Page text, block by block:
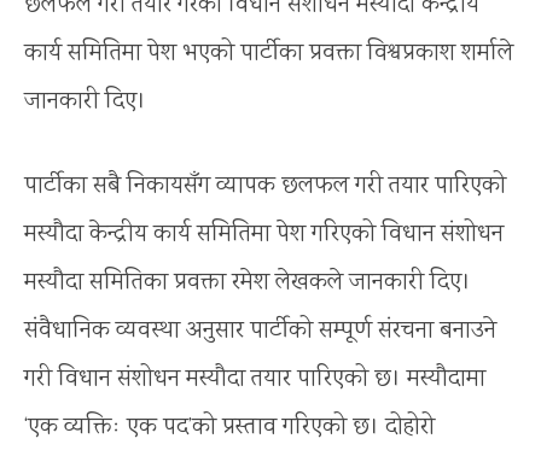
कार्य समितिमा पेश भएको पार्टीका प्रवक्ता विश्वप्रकाश शर्माले
जानकारी दिए।
पार्टीका सबै निकायसँग व्यापक छलफल गरी तयार पारिएको
मस्यौदा केन्द्रीय कार्य समितिमा पेश गरिएको विधान संशोधन
मस्यौदा समितिका प्रवक्ता रमेश लेखकले जानकारी दिए।
संवैधानिक व्यवस्था अनुसार पार्टीको सम्पूर्ण संरचना बनाउने
गरी विधान संशोधन मस्यौदा तयार पारिएको छ। मस्यौदामा
‘एक व्यक्तिः एक पद’को प्रस्ताव गरिएको छ। दोहोरो